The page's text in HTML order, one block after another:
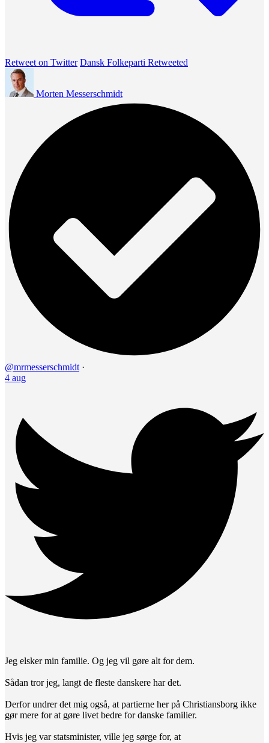
Retweet on Twitter Dansk Folkeparti Retweeted
Morten Messerschmidt
@mrmesserschmidt ·
4 aug
Jeg elsker min familie. Og jeg vil gøre alt for dem.
Sådan tror jeg, langt de fleste danskere har det.
Derfor undrer det mig også, at partierne her på Christiansborg ikke
gør mere for at gøre livet bedre for danske familier.
Hvis jeg var statsminister, ville jeg sørge for, at